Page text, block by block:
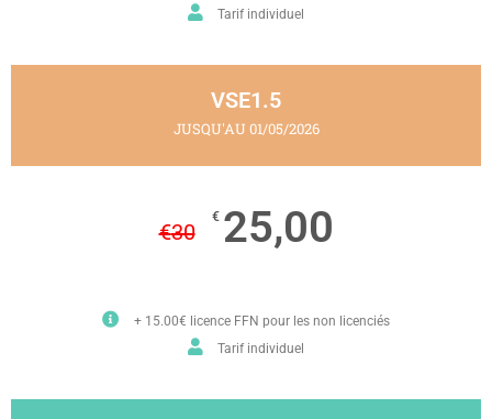
Tarif individuel
VSE1.5
JUSQU'AU 01/05/2026
€30
€ 25,00
+ 15.00€ licence FFN pour les non licenciés
Tarif individuel